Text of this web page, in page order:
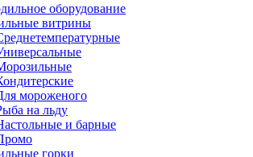
оборудование
витрины
мороженого
на льду
и барные
горки